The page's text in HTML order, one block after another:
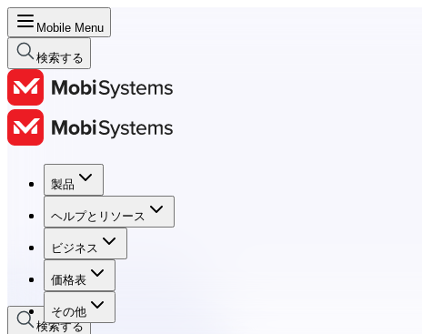
Mobile Menu
検索する
製品
ヘルプとリソース
ビジネス
価格表
その他
製品
ヘルプとリソース
ビジネス
価格表
検索する